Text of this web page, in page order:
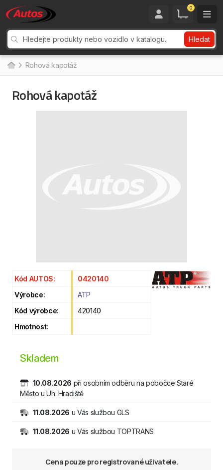
0
Hledat
Rohová kapotáž
Rohová kapotáž
Kód AUTOS:
0420140
Výrobce:
ATP
Kód výrobce:
420140
Hmotnost:
Skladem
10.08.2026 při osobním odběru na pobočce Staré
Město u Uh. Hradiště
11.08.2026 u Vás službou GLS
11.08.2026 u Vás službou TOPTRANS
Cena pouze pro registrované uživatele.